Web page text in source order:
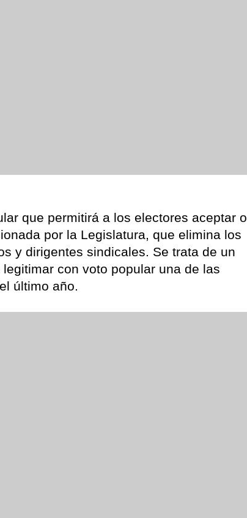
que permitirá a los electores aceptar o
por la Legislatura, que elimina los
y dirigentes sindicales. Se trata de un
con voto popular una de las
último año.